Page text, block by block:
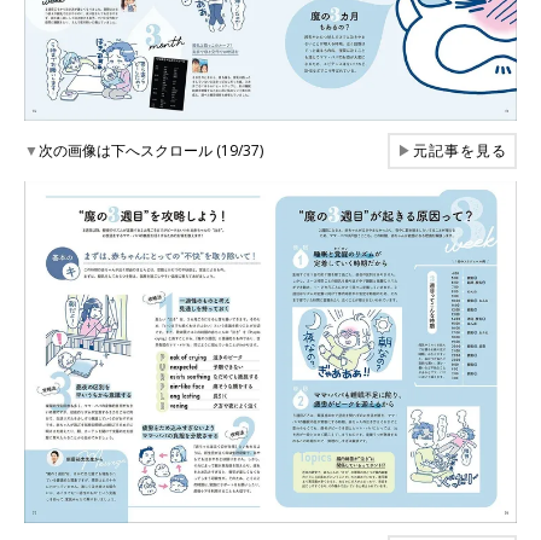
▼次の画像は下へスクロール (19/37) ▶元記事を見る